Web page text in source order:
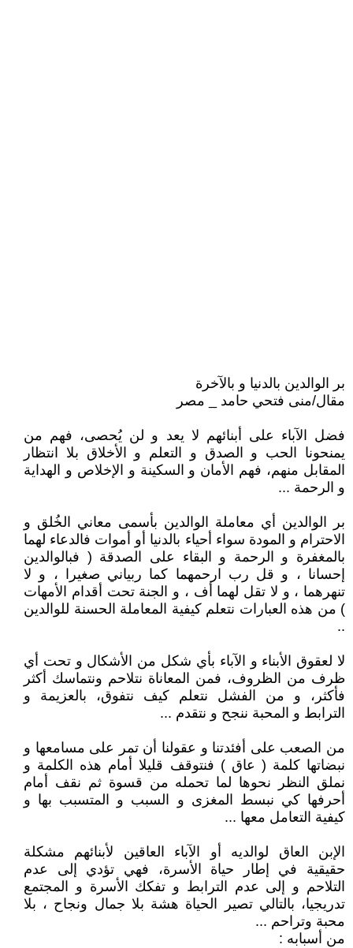
بر الوالدين بالدنيا و بالآخرة
مقال/منى فتحي حامد _ مصر
فضل الآباء على أبنائهم لا يعد و لن يُحصى، فهم من
يمنحونا الحب و الصدق و التعلم و الأخلاق بلا انتظار
المقابل منهم، فهم الأمان و السكينة و الإخلاص و الهداية
و الرحمة ...
بر الوالدين أي معاملة الوالدين بأسمى معاني الخُلق و
الاحترام و المودة سواء أحياء بالدنيا أو أموات فالدعاء لهما
بالمغفرة و الرحمة و البقاء على الصدقة ( فبالوالدين
إحسانا ، و قل رب ارحمهما كما ربياني صغيرا ، و لا
تنهرهما ، و لا تقل لهما أف ، و الجنة تحت أقدام الأمهات
) من هذه العبارات نتعلم كيفية المعاملة الحسنة للوالدين
..
لا لعقوق الأبناء و الآباء بأي شكل من الأشكال و تحت أي
ظرف من الظروف، فمن المعاناة نتلاحم ونتماسك أكثر
فأكثر، و من الفشل نتعلم كيف نتفوق، بالعزيمة و
الترابط و المحبة ننجح و نتقدم ...
من الصعب على أفئدتنا و عقولنا أن تمر على مسامعها و
نبضاتها كلمة ( عاق ) فنتوقف قليلا أمام هذه الكلمة و
نملق النظر نحوها لما تحمله من قسوة ثم نقف أمام
أحرفها كي نبسط المغزى و السبب و المتسبب بها و
كيفية التعامل معها ...
الإبن العاق لوالديه أو الآباء العاقين لأبنائهم مشكلة
حقيقية في إطار حياة الأسرة، فهي تؤدي إلى عدم
التلاحم و إلى عدم الترابط و تفكك الأسرة و المجتمع
تدريجيا، بالتالي تصير الحياة هشة بلا جمال ونجاح ، بلا
محبة وتراحم ...
من أسبابه :